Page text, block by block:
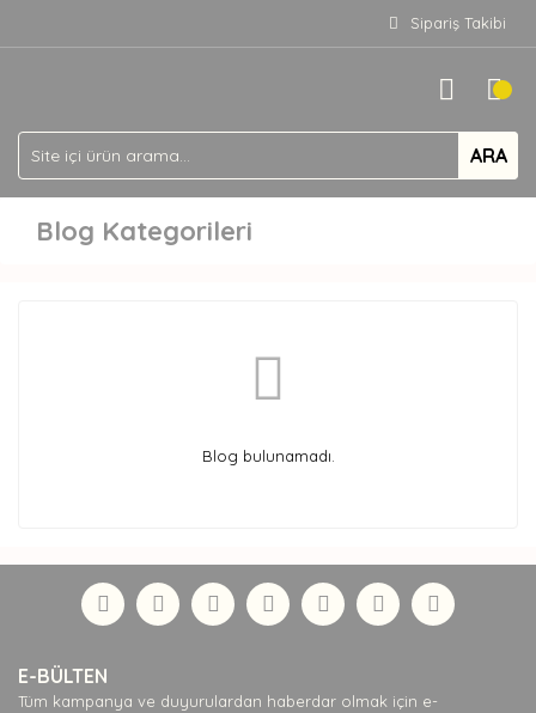
Sipariş Takibi
ARA
Blog Kategorileri
Blog bulunamadı.
E-BÜLTEN
Tüm kampanya ve duyurulardan haberdar olmak için e-